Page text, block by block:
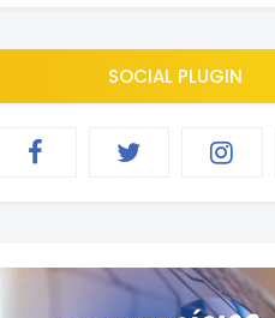
SOCIAL PLUGIN